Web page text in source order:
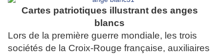
Cartes patriotiques illustrant des anges
blancs
Lors de la première guerre mondiale, les trois
sociétés de la Croix-Rouge française, auxiliaires